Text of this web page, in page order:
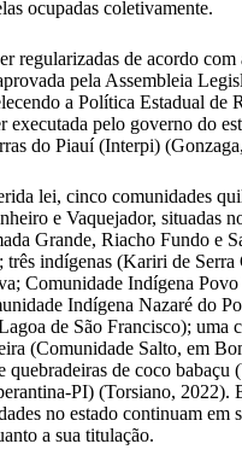
ocupadas coletivamente.
regularizadas de acordo com
pela Assembleia
a Política Estadual de
executada pelo governo do
do Piauí (Interpi)
lei, cinco comunidades
e Vaquejador, situadas
Grande, Riacho Fundo e
três indígenas (Kariri de Serra
Comunidade Indígena
Indígena Nazaré do
de São Francisco); uma
(Comunidade Salto, em
quebradeiras de coco babaçu
PI) (Torsiano, 2022).
no estado continuam em
a sua titulação.